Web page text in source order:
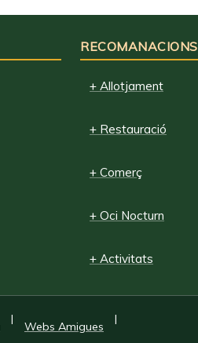
RECOMANACIONS
+ Allotjament
+ Restauració
+ Comerç
+ Oci Nocturn
+ Activitats
|
Webs Amigues
|